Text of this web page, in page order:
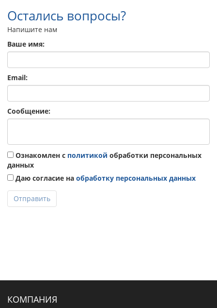
Остались вопросы?
Напишите нам
Ваше имя:
Email:
Сообщение:
Ознакомлен с политикой обработки персональных
данных
Даю согласие на обработку персональных данных
Отправить
КОМПАНИЯ